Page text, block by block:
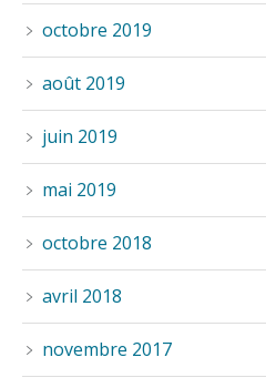
octobre 2019
août 2019
juin 2019
mai 2019
octobre 2018
avril 2018
novembre 2017